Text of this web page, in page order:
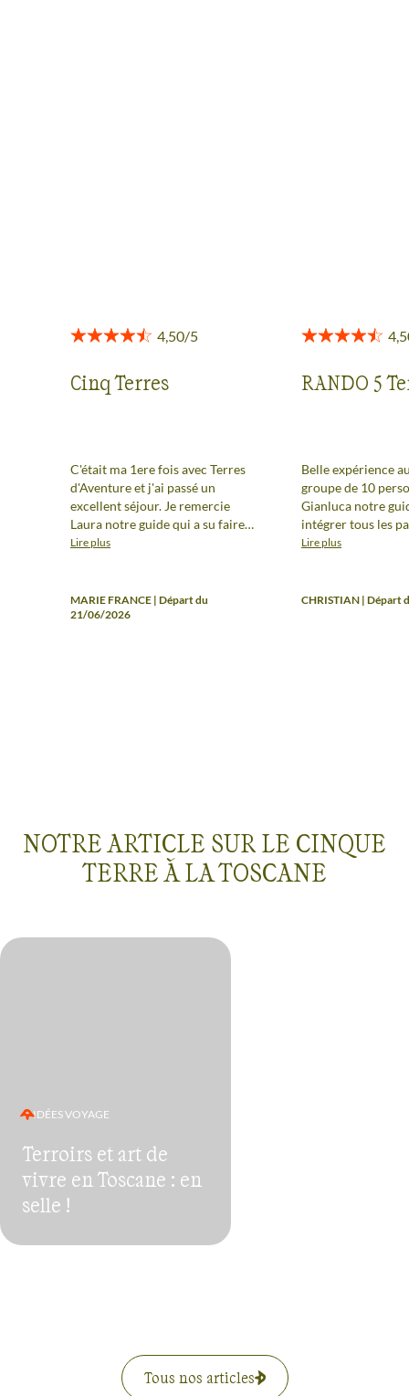
Cinq Terres
C'était ma 1ere fois avec Terres
d'Aventure et j'ai passé un
excellent séjour. Je remercie
Laura notre guide qui a su faire
preuve de bienveillance avec
professionnalisme ainsi que
répondre à toutes nos questions(
Lire plus
MARIE FRANCE | Départ du
21/06/2026
RANDO 5
Belle expérience
groupe de 10
Gianluca notre
intégrer tous les
Organisation
Terres.
Lire plus
CHRISTIAN | Départ
NOTRE ARTICLE SUR LE CINQUE
TERRE À LA TOSCANE
IDÉES VOYAGE
Terroirs et art de
vivre en Toscane : en
selle !
Tous nos articles